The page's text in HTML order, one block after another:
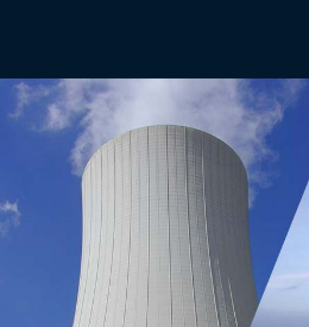
SCHORNSTEINE,
KÜHLTÜRME,